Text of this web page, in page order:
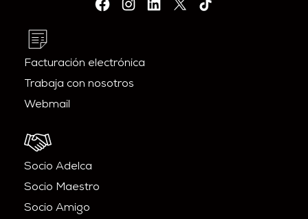
Facturación electrónica
Trabaja con nosotros
Webmail
Socio Adelca
Socio Maestro
Socio Amigo